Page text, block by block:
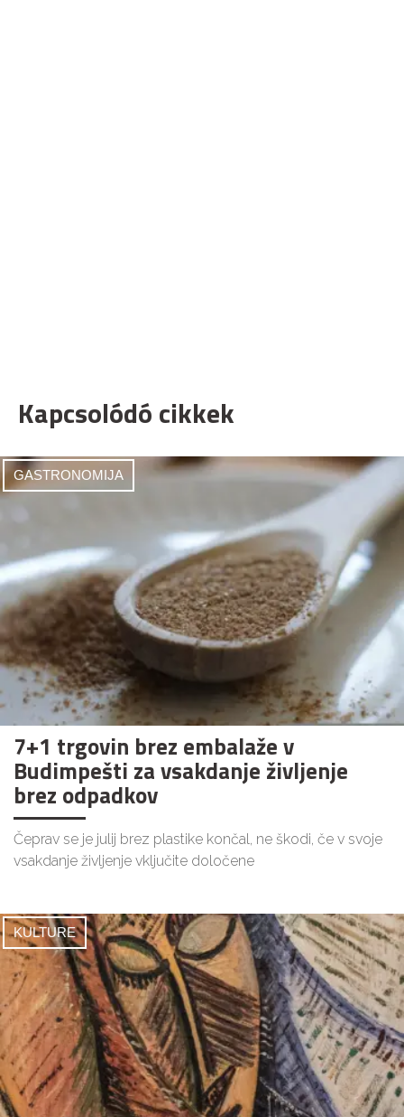
Kapcsolódó cikkek
GASTRONOMIJA
7+1 trgovin brez embalaže v
Budimpešti za vsakdanje življenje
brez odpadkov
Čeprav se je julij brez plastike končal, ne škodi, če v svoje
vsakdanje življenje vključite določene
KULTURE